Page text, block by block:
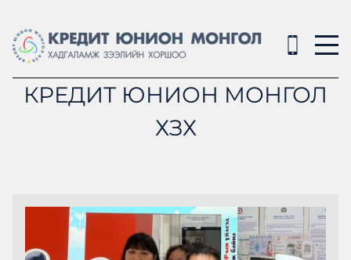
КРЕДИТ ЮНИОН МОНГОЛ
ХЗХ